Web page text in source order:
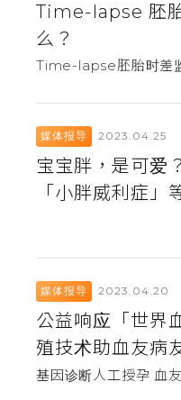
Time-lapse 胚
么？
Time-lapse胚胎时差
媒体报导 2023.04.25
宝宝胖，是可爱
「小胖威利症」
媒体报导 2023.04.20
公益响应「世界
殖技术助血友病
基因诊断人工授孕 血